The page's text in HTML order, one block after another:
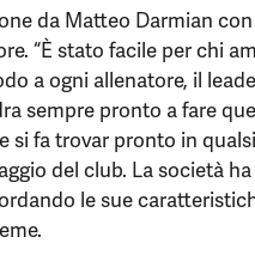
da Matteo Darmian
“È stato facile per chi
a ogni allenatore, il
sempre pronto a fare
si fa trovar pronto in
del club. La società
le sue